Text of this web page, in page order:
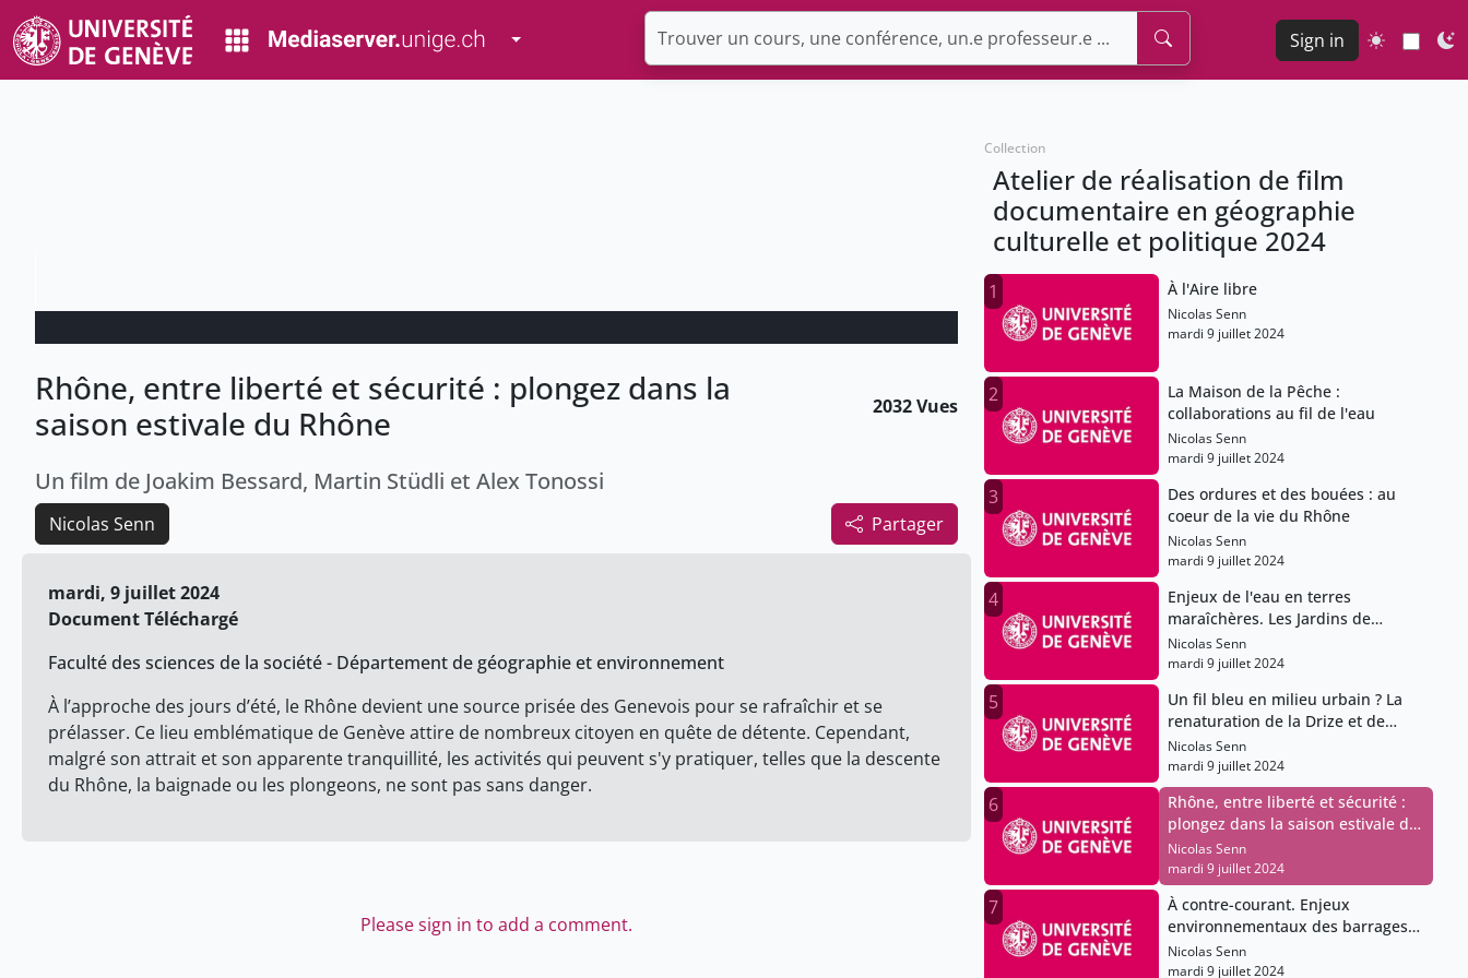
Toggle Dropdown Sign in
Rhône, entre liberté et sécurité : plongez dans la
saison estivale du Rhône
2032 Vues
Un film de Joakim Bessard, Martin Stüdli et Alex Tonossi
Partager
Nicolas Senn
mardi, 9 juillet 2024
Document Téléchargé
Faculté des sciences de la société - Département de géographie et environnement
À l’approche des jours d’été, le Rhône devient une source prisée des Genevois pour se rafraîchir et se
prélasser. Ce lieu emblématique de Genève attire de nombreux citoyen en quête de détente. Cependant,
malgré son attrait et son apparente tranquillité, les activités qui peuvent s'y pratiquer, telles que la descente
du Rhône, la baignade ou les plongeons, ne sont pas sans danger.
Please sign in to add a comment.
Collection
Atelier de réalisation de film
documentaire en géographie
culturelle et politique 2024
1 À l'Aire libre
Nicolas Senn
mardi 9 juillet 2024
2
La Maison de la Pêche :
collaborations au fil de l'eau
Nicolas Senn
mardi 9 juillet 2024
3
Des ordures et des bouées : au
coeur de la vie du Rhône
Nicolas Senn
mardi 9 juillet 2024
4
Enjeux de l'eau en terres
maraîchères. Les Jardins de
Cocagne
Nicolas Senn
mardi 9 juillet 2024
5
Un fil bleu en milieu urbain ? La
renaturation de la Drize et de
l’Aire
Nicolas Senn
mardi 9 juillet 2024
6
Rhône, entre liberté et sécurité :
plongez dans la saison estivale du
Rhône
Nicolas Senn
mardi 9 juillet 2024
7
À contre-courant. Enjeux
environnementaux des barrages
hydroélectriques genevois
Nicolas Senn
mardi 9 juillet 2024